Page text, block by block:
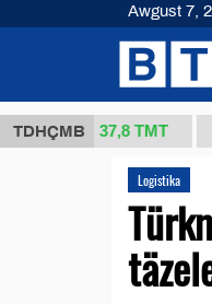
TDHÇMB
37,8 ТМТ
Logistika
Awgust 7,